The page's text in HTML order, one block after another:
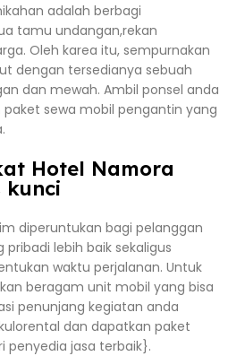
adalah berbagi
tamu undangan,rekan
Oleh karea itu, sempurnakan
dengan tersedianya sebuah
dan mewah. Ambil ponsel anda
sewa mobil pengantin yang
Hotel Namora
kunci
diperuntukan bagi pelanggan
lebih baik sekaligus
waktu perjalanan. Untuk
beragam unit mobil yang bisa
penunjang kegiatan anda
dan dapatkan paket
penyedia jasa terbaik}.